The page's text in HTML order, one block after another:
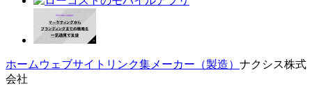
ホーム ウェブサイトリンク集 メーカー（製造） ナクシス株式
会社